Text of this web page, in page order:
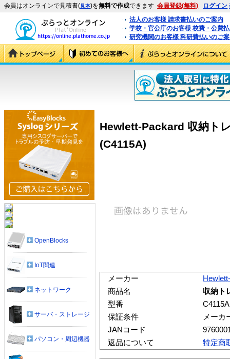
会員はオンラインで見積書(見本)を無料で作成できます 会員登録(無料) ログイン
法人のお客様 請求書払いのご案内
学校・官公庁のお客様 校費・公費
研究機関のお客様 科研費払いのご
Hewlett-Packard 収納ト
(C4115A)
メーカー
商品名
収納ト
型番
C4115A
保証条件
メーカ
JANコード
返品について
特定商
OpenBlocks
IoT関連
ネットワーク
サーバ・ストレージ
パソコン・周辺機器